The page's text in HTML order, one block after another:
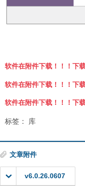
软件在附件下载！！！下
软件在附件下载！！！下
软件在附件下载！！！下
标签： 库
文章附件
v6.0.26.0607